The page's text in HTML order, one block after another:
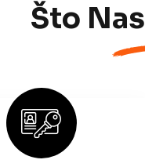
Što Nas